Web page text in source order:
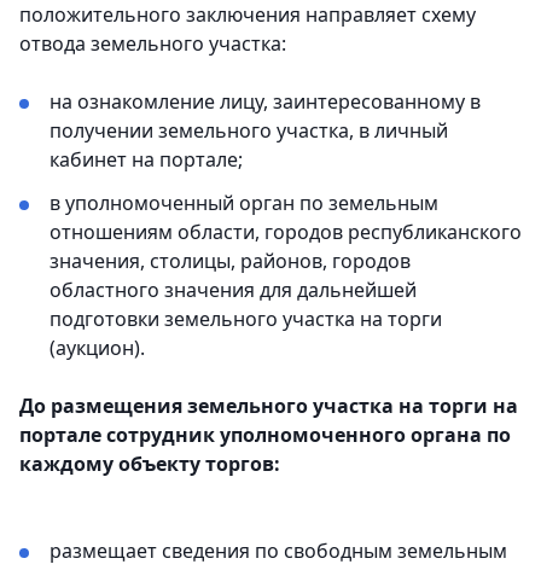
положительного заключения направляет схему
отвода земельного участка:
на ознакомление лицу, заинтересованному в
получении земельного участка, в личный
кабинет на портале;
в уполномоченный орган по земельным
отношениям области, городов республиканского
значения, столицы, районов, городов
областного значения для дальнейшей
подготовки земельного участка на торги
(аукцион).
До размещения земельного участка на торги на
портале сотрудник уполномоченного органа по
каждому объекту торгов:
размещает сведения по свободным земельным